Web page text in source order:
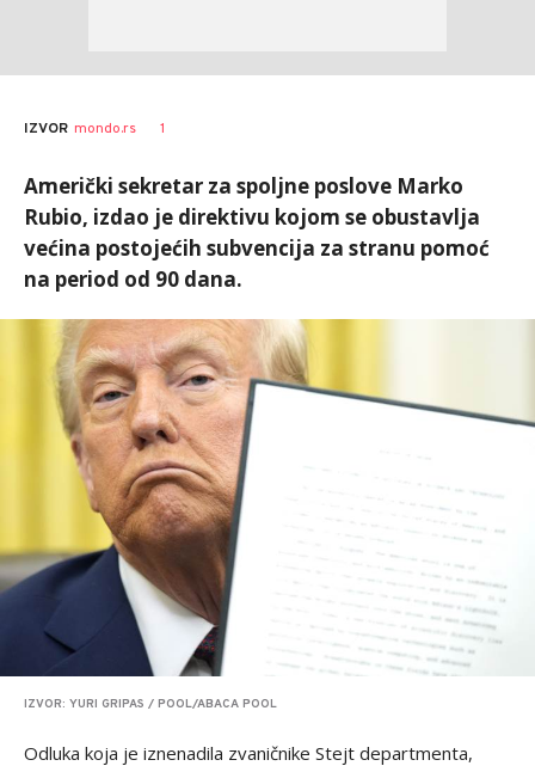
IZVOR mondo.rs 1
Američki sekretar za spoljne poslove Marko
Rubio, izdao je direktivu kojom se obustavlja
većina postojećih subvencija za stranu pomoć
na period od 90 dana.
IZVOR: YURI GRIPAS / POOL/ABACA POOL
Odluka koja je iznenadila zvaničnike Stejt departmenta,